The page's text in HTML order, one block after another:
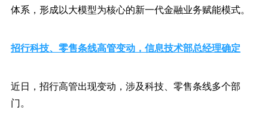
体系，形成以大模型为核心的新一代金融业务赋能模式。
招行科技、零售条线高管变动，信息技术部总经理确定
近日，招行高管出现变动，涉及科技、零售条线多个部
门。